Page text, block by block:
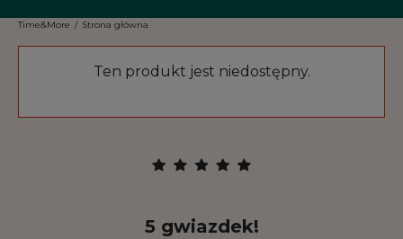
Time&More / Strona główna
Ten produkt jest niedostępny.
5 gwiazdek!